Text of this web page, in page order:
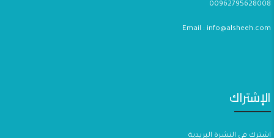
00962795628008
Email : info@alsheeh.com
الإشتراك
اشترك في النشرة البريدية